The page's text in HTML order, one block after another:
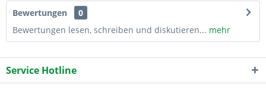
Bewertungen
0
Bewertungen lesen, schreiben und diskutieren... mehr
Service Hotline